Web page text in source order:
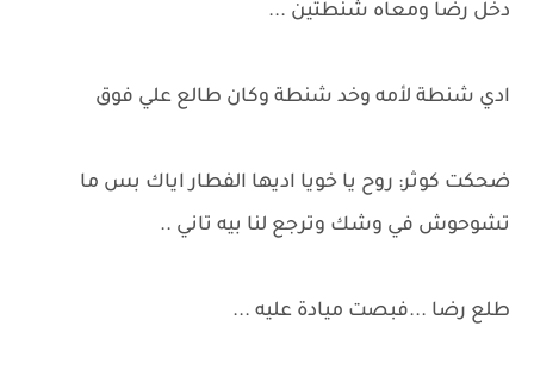
دخل رضا ومعاه شنطتين ...
ادي شنطة لأمه وخد شنطة وكان طالع علي فوق
ضحكت كوثر: روح يا خويا اديها الفطار اياك بس ما
تشوحوش في وشك وترجع لنا بيه تاني ..
طلع رضا ...فبصت ميادة عليه ...